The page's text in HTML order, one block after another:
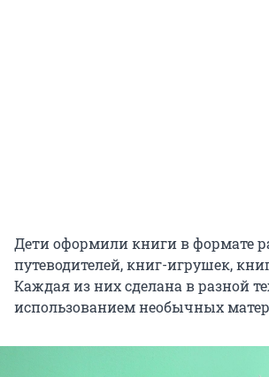
Дети оформили книги в формате
путеводителей, книг-игрушек,
Каждая из них сделана в разной
использованием необычных